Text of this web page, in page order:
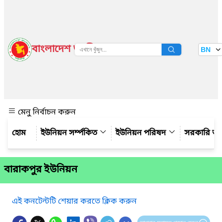
বাংলাদেশ জাতীয় তথ্য বাতায়ন BN
মেনু নির্বাচন করুন
ইউনিয়ন সর্ম্পকিত
ইউনিয়ন পরিষদ সরকারি
বারাকপুর ইউনিয়ন
এই কনটেন্টটি শেয়ার করতে ক্লিক করুন